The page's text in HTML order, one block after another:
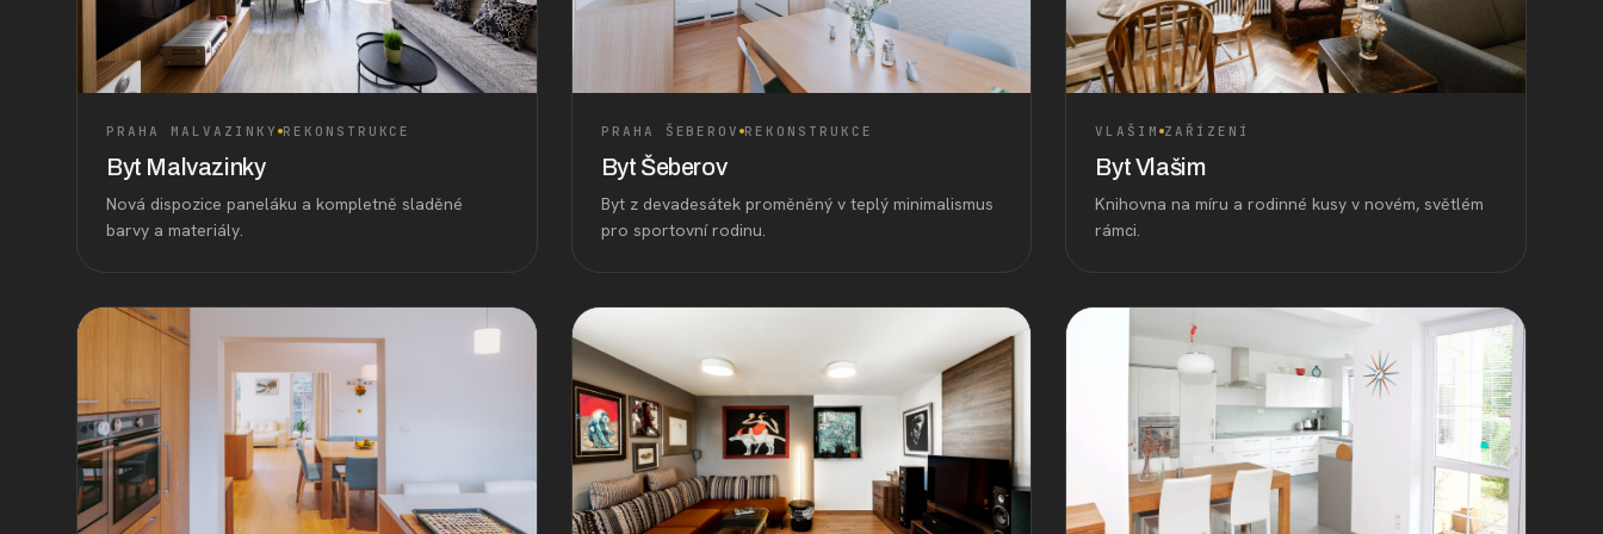
PRAHA MALVAZINKY REKONSTRUKCE
Byt Malvazinky
Nová dispozice paneláku a kompletně sladěné
barvy a materiály.
PRAHA ŠEBEROV REKONSTRUKCE
Byt Šeberov
Byt z devadesátek proměněný v teplý minimalismus
pro sportovní rodinu.
VLAŠIM ZAŘÍZENÍ
Byt Vlašim
Knihovna na míru a rodinné kusy v novém, světlém
rámci.